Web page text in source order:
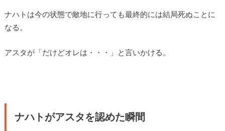
ナハトは今の状態で敵地に行っても最終的には結局死ぬことに
なる。
アスタが「だけどオレは・・・」と言いかける。
ナハトがアスタを認めた瞬間